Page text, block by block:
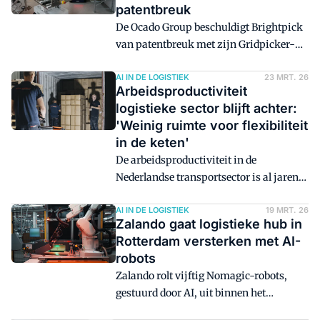
patentbreuk
De Ocado Group beschuldigt Brightpick
van patentbreuk met zijn Gridpicker-
en de Gridpicker mag niet meer worden
getoond op Logimat.
AI IN DE LOGISTIEK 23 MRT. 26
Arbeidsproductiviteit
logistieke sector blijft achter:
'Weinig ruimte voor flexibiliteit
in de keten'
De arbeidsproductiviteit in de
Nederlandse transportsector is al jaren
die blijft veelal uit door
personeelstekorten en een steeds kortere
looptijd van contracten.
Schoolvoorbeelden laten zien dat
investeren in robots en AI-agents loont.
AI IN DE LOGISTIEK 19 MRT. 26
Zalando gaat logistieke hub in
Rotterdam versterken met AI-
robots
Zalando rolt vijftig Nomagic-robots,
gestuurd door AI, uit binnen het